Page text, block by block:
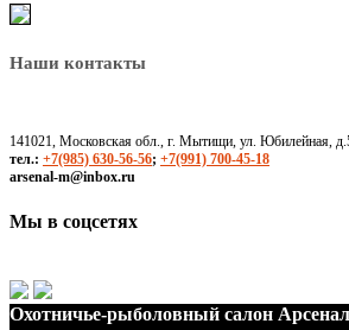
Наши контакты
141021, Московская обл., г. Мытищи, ул. Юбилейная,
тел.: +7(985) 630-56-56; +7(991) 700-45-18
arsenal-m@inbox.ru
Мы в соцсетях
Охотничье-рыболовный салон